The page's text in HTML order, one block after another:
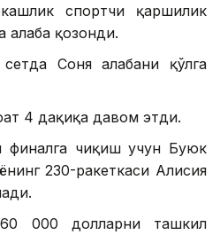
спортчи қаршилик
қозонди.
Соня ғалабани қўлга
4 дақиқа давом этди.
финалга чиқиш учун Буюк
230-ракеткаси Алисия
000 долларни ташкил